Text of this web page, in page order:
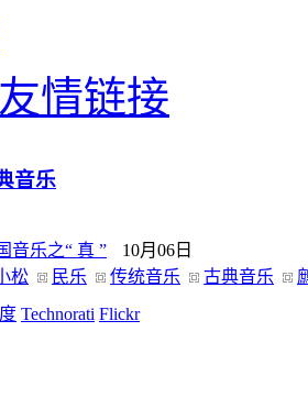
情链接
音乐
音乐之“ 真 ”
10月06日
松 民乐 传统音乐 古典音乐
Technorati Flickr